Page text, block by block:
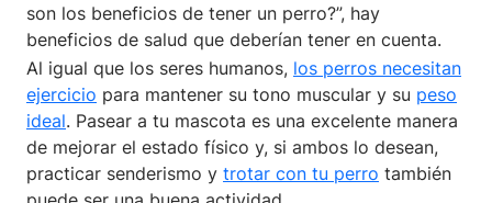
son los beneficios de tener un perro?”, hay
beneficios de salud que deberían tener en cuenta.
Al igual que los seres humanos, los perros necesitan
ejercicio para mantener su tono muscular y su peso
ideal. Pasear a tu mascota es una excelente manera
de mejorar el estado físico y, si ambos lo desean,
practicar senderismo y trotar con tu perro también